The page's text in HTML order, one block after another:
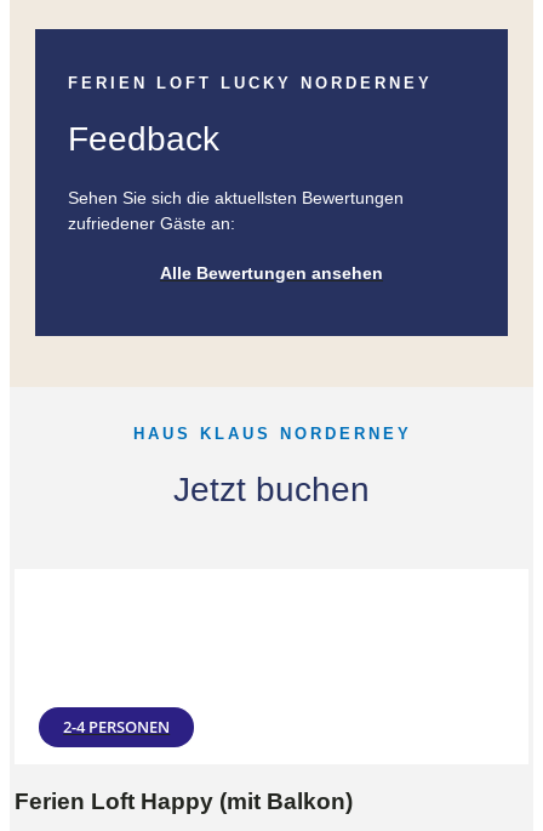
FERIEN LOFT LUCKY NORDERNEY
Feedback
Sehen Sie sich die aktuellsten Bewertungen
zufriedener Gäste an:
Alle Bewertungen ansehen
HAUS KLAUS NORDERNEY
Jetzt buchen
2-4 PERSONEN
Ferien Loft Happy (mit Balkon)